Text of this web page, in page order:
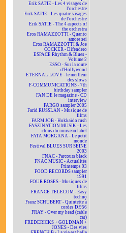
Erik SATIE - Les 4 visages de
l'orchestre
Erik SATIE - Les quatre visages
de l'orchestre
Erik SATIE - The 4 aspects of
the orchestra
Eros RAMAZZOTTI - Quanto
amore sei
Eros RAMAZZOTTI & Joe
COCKER - Difendero
ESPACE Rhythm & Blues -
Volume 2
ESSO - Sur la route
d'Hollywood
ETERNAL LOVE - le meilleur
des slows
F-COMMUNICATIONS - 7th
birthday sampler
FAN DE le magazine - CD
interview
FARGO sampler 2005
Farid RUSSLAN - Musique de
films
FARM JOB - Hokkaïdo rush
FASZINATION MUSIK - Les
clous du nouveau label
FATA MORGANA - Le petit
monde
Festival BLUES SUR SEINE
2003
FNAC - Parcours black
FNAC MUSIC - Actualités
Printemps 93
FOOD RECORDS sampler
1991
FOUR ROSES - Musiques de
films
FRANCE TELECOM - Easy
techno
Franz SCHUBERT - Quintette à
cordes D.956
FRAY - Over my head (cable
car)
FREDERICKS + GOLDMAN +
JONES - Des vies